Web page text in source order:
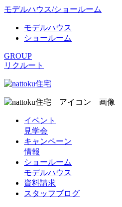
モデルハウス/ショールーム
モデルハウス
ショールーム
GROUP
リクルート
イベント
見学会
キャンペーン
情報
ショールーム
モデルハウス
資料請求
スタッフブログ